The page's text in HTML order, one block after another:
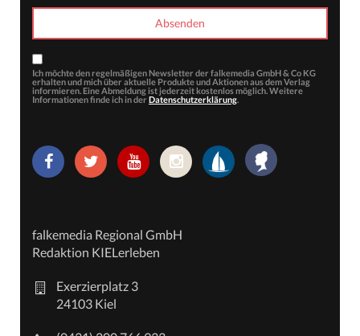
Ich möchte den regelmäßigen Newsletter der falkemedia GmbH & Co KG
erhalten und mich über aktuelle Produkte und Aktionen aus dem Verlag
informieren. Eine Abmeldung ist jederzeit kostenlos möglich. Weitere
Informationen finde ich in der Datenschutzerklärung.
falkemedia Regional GmbH
Redaktion KIELerleben
Exerzierplatz 3
24103 Kiel